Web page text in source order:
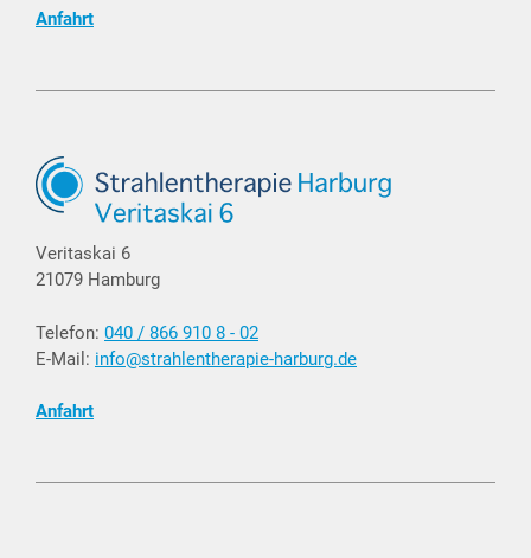
Anfahrt
Veritaskai 6
21079 Hamburg
Telefon: 040 / 866 910 8 - 02
E-Mail: info@strahlentherapie-harburg.de
Anfahrt